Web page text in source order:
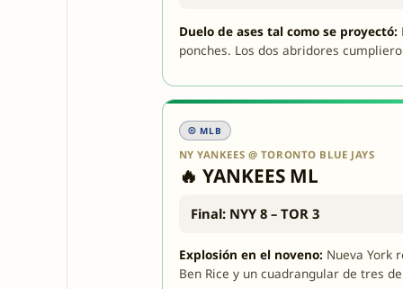
Duelo de ases tal como se proyectó:
ponches. Los dos abridores
⚾ MLB
NY YANKEES @ TORONTO BLUE JAYS
🔥 YANKEES ML
Final: NYY 8 – TOR 3
Explosión en el noveno: Nueva York
Ben Rice y un cuadrangular de tres